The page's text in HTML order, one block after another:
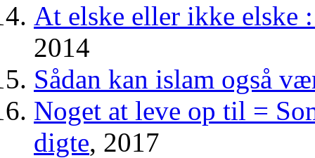
At elske eller ikke elske
2014
Sådan kan islam også
Noget at leve op til =
digte, 2017